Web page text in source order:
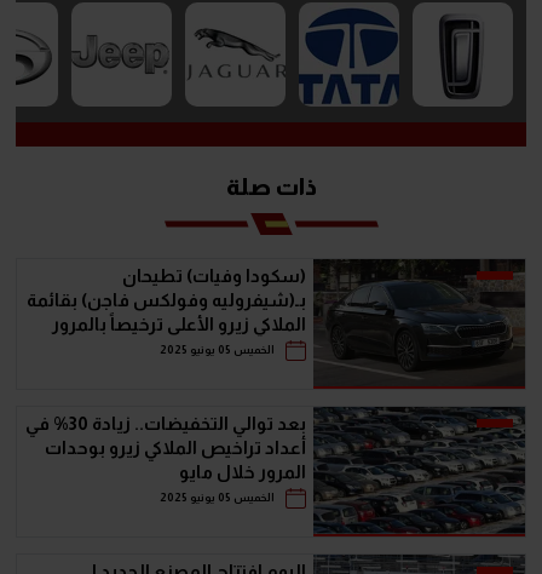
ذات صلة
(سكودا وفيات) تطيحان
بـ(شيفروليه وفولكس فاجن) بقائمة
الملاكي زيرو الأعلى ترخيصاً بالمرور
خلال مايو
الخميس 05 يونيو 2025
بعد توالي التخفيضات.. زيادة 30% في
أعداد تراخيص الملاكي زيرو بوحدات
المرور خلال مايو
الخميس 05 يونيو 2025